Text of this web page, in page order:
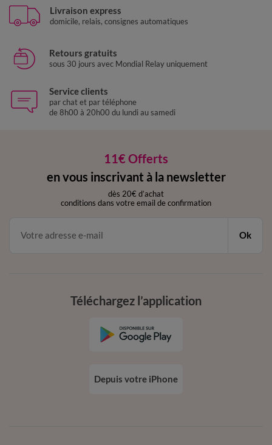
Livraison express
domicile, relais, consignes automatiques
Retours gratuits
sous 30 jours avec Mondial Relay uniquement
Service clients
par chat et par téléphone
de 8h00 à 20h00 du lundi au samedi
11€ Offerts
en vous inscrivant à la newsletter
dès 20€ d’achat
conditions dans votre email de confirmation
Ok
Téléchargez l’application
Depuis votre iPhone